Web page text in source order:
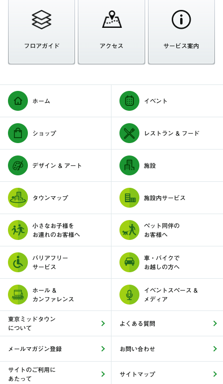
フロアガイド アクセス サービス案内
ホーム イベント
ショップ レストラン & フード
デザイン & アート 施設
タウンマップ 施設内サービス
小さなお子様を
お連れのお客様へ
ペット同伴の
お客様へ
バリアフリー
サービス
車・バイクで
お越しの方へ
ホール &
カンファレンス
イベントスペース &
メディア
東京ミッドタウン
について
よくある質問
メールマガジン登録 お問い合わせ
サイトのご利用に
あたって
サイトマップ